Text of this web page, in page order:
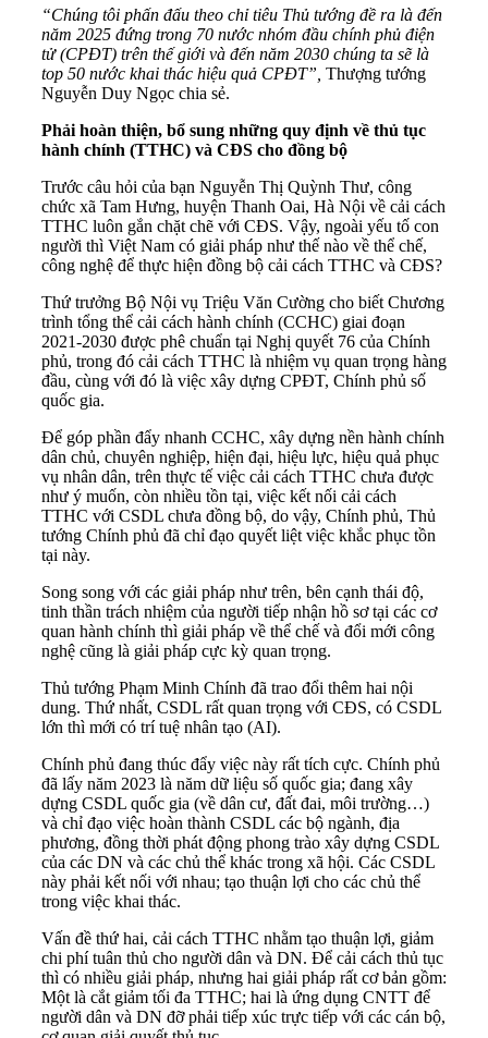
“Chúng tôi phấn đấu theo chỉ tiêu Thủ tướng đề ra là đến
năm 2025 đứng trong 70 nước nhóm đầu chính phủ điện
tử (CPĐT) trên thế giới và đến năm 2030 chúng ta sẽ là
top 50 nước khai thác hiệu quả CPĐT”, Thượng tướng
Nguyễn Duy Ngọc chia sẻ.
Phải hoàn thiện, bổ sung những quy định về thủ tục
hành chính (TTHC) và CĐS cho đồng bộ
Trước câu hỏi của bạn Nguyễn Thị Quỳnh Thư, công
chức xã Tam Hưng, huyện Thanh Oai, Hà Nội về cải cách
TTHC luôn gắn chặt chẽ với CĐS. Vậy, ngoài yếu tố con
người thì Việt Nam có giải pháp như thế nào về thể chế,
công nghệ để thực hiện đồng bộ cải cách TTHC và CĐS?
Thứ trưởng Bộ Nội vụ Triệu Văn Cường cho biết Chương
trình tổng thể cải cách hành chính (CCHC) giai đoạn
2021-2030 được phê chuẩn tại Nghị quyết 76 của Chính
phủ, trong đó cải cách TTHC là nhiệm vụ quan trọng hàng
đầu, cùng với đó là việc xây dựng CPĐT, Chính phủ số
quốc gia.
Để góp phần đẩy nhanh CCHC, xây dựng nền hành chính
dân chủ, chuyên nghiệp, hiện đại, hiệu lực, hiệu quả phục
vụ nhân dân, trên thực tế việc cải cách TTHC chưa được
như ý muốn, còn nhiều tồn tại, việc kết nối cải cách
TTHC với CSDL chưa đồng bộ, do vậy, Chính phủ, Thủ
tướng Chính phủ đã chỉ đạo quyết liệt việc khắc phục tồn
tại này.
Song song với các giải pháp như trên, bên cạnh thái độ,
tinh thần trách nhiệm của người tiếp nhận hồ sơ tại các cơ
quan hành chính thì giải pháp về thể chế và đổi mới công
nghệ cũng là giải pháp cực kỳ quan trọng.
Thủ tướng Phạm Minh Chính đã trao đổi thêm hai nội
dung. Thứ nhất, CSDL rất quan trọng với CĐS, có CSDL
lớn thì mới có trí tuệ nhân tạo (AI).
Chính phủ đang thúc đẩy việc này rất tích cực. Chính phủ
đã lấy năm 2023 là năm dữ liệu số quốc gia; đang xây
dựng CSDL quốc gia (về dân cư, đất đai, môi trường…)
và chỉ đạo việc hoàn thành CSDL các bộ ngành, địa
phương, đồng thời phát động phong trào xây dựng CSDL
của các DN và các chủ thể khác trong xã hội. Các CSDL
này phải kết nối với nhau; tạo thuận lợi cho các chủ thể
trong việc khai thác.
Vấn đề thứ hai, cải cách TTHC nhằm tạo thuận lợi, giảm
chi phí tuân thủ cho người dân và DN. Để cải cách thủ tục
thì có nhiều giải pháp, nhưng hai giải pháp rất cơ bản gồm:
Một là cắt giảm tối đa TTHC; hai là ứng dụng CNTT để
người dân và DN đỡ phải tiếp xúc trực tiếp với các cán bộ,